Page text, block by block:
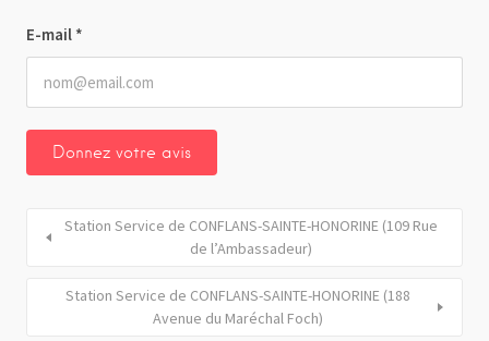
E-mail *
Station Service de CONFLANS-SAINTE-HONORINE (109 Rue
de l’Ambassadeur)
Station Service de CONFLANS-SAINTE-HONORINE (188
Avenue du Maréchal Foch)